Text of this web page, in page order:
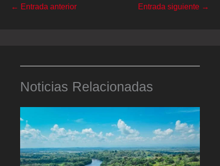
← Entrada anterior Entrada siguiente →
Noticias Relacionadas